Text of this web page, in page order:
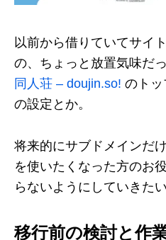
以前から借りていてサイ
の、ちょっと放置気味だ
同人荘 – doujin.so! のトッ
の設定とか。
将来的にサブドメインだ
を使いたくなった方のお
らないようにしていきた
移行前の検討と作